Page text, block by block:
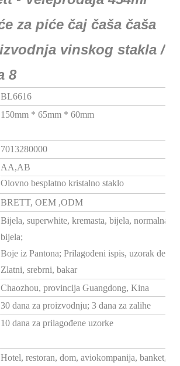
BL6616
150mm * 65mm * 60mm
7013280000
AA,AB
Olovno besplatno kristalno staklo
BRETT, OEM ,ODM
Bijela, superwhite, kremasta, bijela, normalna
bijela;
Boje iz Pantona; Prilagođeni ispis, uzorak
Zlatni, srebrni, bakar
Chaozhou, provincija Guangdong, Kina
30 dana za proizvodnju; 3 dana za zalihe
10 dana za prilagođene uzorke
Hotel, restoran, dom, aviokompanija, banket,